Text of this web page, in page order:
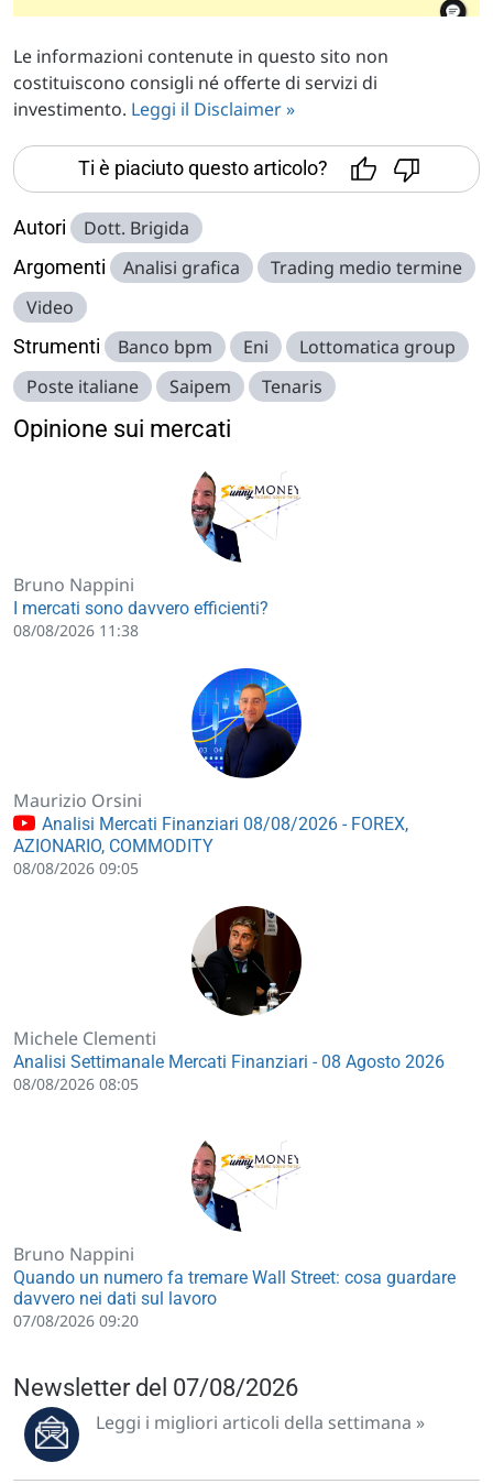
Le informazioni contenute in questo sito non
costituiscono consigli né offerte di servizi di
investimento. Leggi il Disclaimer »
Ti è piaciuto questo articolo?
Autori Dott. Brigida
Argomenti Analisi grafica
Trading medio termine
Video
Strumenti Banco bpm Eni
Lottomatica group
Poste italiane
Saipem Tenaris
Opinione sui mercati
Bruno Nappini
I mercati sono davvero efficienti?
08/08/2026 11:38
Maurizio Orsini
Analisi Mercati Finanziari 08/08/2026 - FOREX,
AZIONARIO, COMMODITY
08/08/2026 09:05
Michele Clementi
Analisi Settimanale Mercati Finanziari - 08 Agosto 2026
08/08/2026 08:05
Bruno Nappini
Quando un numero fa tremare Wall Street: cosa guardare
davvero nei dati sul lavoro
07/08/2026 09:20
Newsletter del 07/08/2026
Leggi i migliori articoli della settimana »